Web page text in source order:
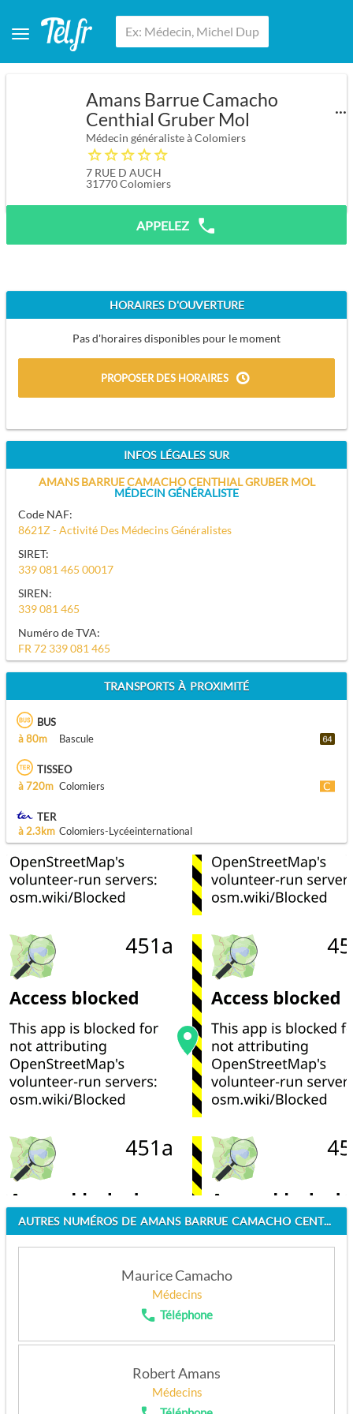
Amans Barrue Camacho
Centhial Gruber Mol
Médecin généraliste à Colomiers
7 RUE D AUCH
31770Colomiers
APPELEZ
HORAIRES D'OUVERTURE
Pas d'horaires disponibles pour le moment
PROPOSER DES HORAIRES
INFOS LÉGALES SUR
AMANS BARRUE CAMACHO CENTHIAL GRUBER MOL
MÉDECIN GÉNÉRALISTE
Code NAF:
8621Z - Activité Des Médecins Généralistes
SIRET:
339 081 465 00017
SIREN:
339 081 465
Numéro de TVA:
FR 72 339 081 465
TRANSPORTS À PROXIMITÉ
BUS
à 80m
Bascule
TISSEO
à 720m Colomiers
TER
à 2.3km Colomiers-Lycéeinternational
AUTRES NUMÉROS DE AMANS BARRUE CAMACHO CENTHIAL GRUBER MOL
Maurice Camacho
Médecins
Téléphone
APPELEZ
Robert Amans
Médecins